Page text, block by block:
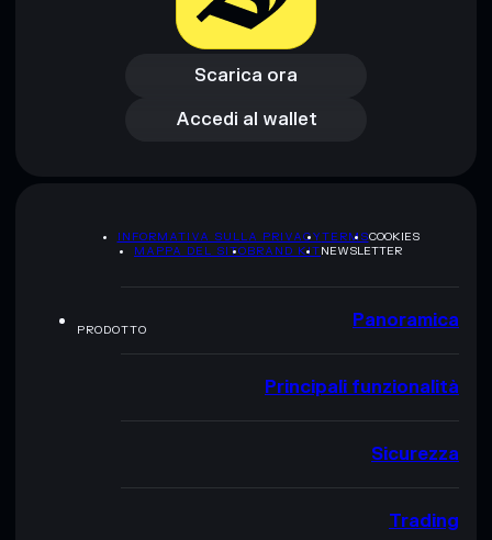
Scarica ora
Scarica ora
Accedi al wallet
Accedi al wallet
INFORMATIVA SULLA PRIVACYTERMSCOOKIES
MAPPA DEL SITOBRAND KITNEWSLETTER
PRODOTTO Panoramica
Principali funzionalità
Sicurezza
Trading